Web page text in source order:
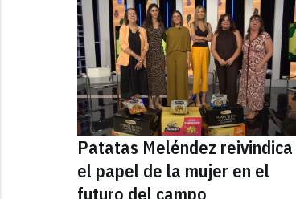
Patatas Meléndez reivindica
el papel de la mujer en el
futuro del campo